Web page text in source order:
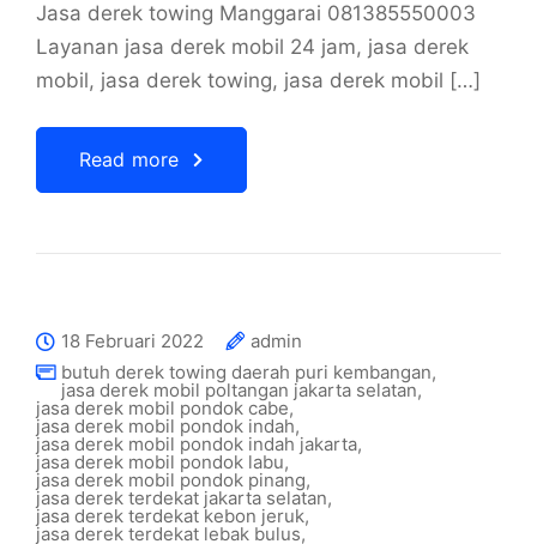
Jasa derek towing Manggarai 081385550003
Layanan jasa derek mobil 24 jam, jasa derek
mobil, jasa derek towing, jasa derek mobil […]
Read more
18 Februari 2022
admin
butuh derek towing daerah puri kembangan,
jasa derek mobil poltangan jakarta selatan,
jasa derek mobil pondok cabe,
jasa derek mobil pondok indah,
jasa derek mobil pondok indah jakarta,
jasa derek mobil pondok labu,
jasa derek mobil pondok pinang,
jasa derek terdekat jakarta selatan,
jasa derek terdekat kebon jeruk,
jasa derek terdekat lebak bulus,